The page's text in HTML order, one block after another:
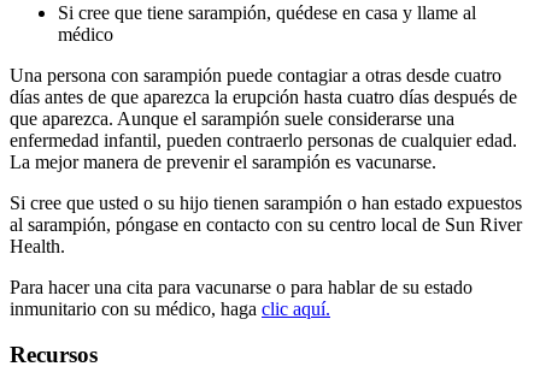
Si cree que tiene sarampión, quédese en casa y llame al
médico
Una persona con sarampión puede contagiar a otras desde cuatro
días antes de que aparezca la erupción hasta cuatro días después de
que aparezca. Aunque el sarampión suele considerarse una
enfermedad infantil, pueden contraerlo personas de cualquier edad.
La mejor manera de prevenir el sarampión es vacunarse.
Si cree que usted o su hijo tienen sarampión o han estado expuestos
al sarampión, póngase en contacto con su centro local de Sun River
Health.
Para hacer una cita para vacunarse o para hablar de su estado
inmunitario con su médico, haga clic aquí.
Recursos